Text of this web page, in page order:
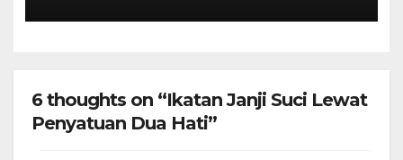
6 thoughts on “Ikatan Janji Suci Lewat
Penyatuan Dua Hati”